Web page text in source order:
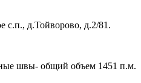
с.п., д.Тойворово, д.2/81.
швы- общий объем 1451 п.м.